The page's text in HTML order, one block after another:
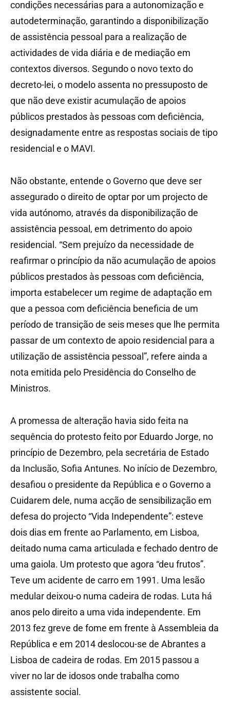
condições necessárias para a autonomização e
autodeterminação, garantindo a disponibilização
de assistência pessoal para a realização de
actividades de vida diária e de mediação em
contextos diversos. Segundo o novo texto do
decreto-lei, o modelo assenta no pressuposto de
que não deve existir acumulação de apoios
públicos prestados às pessoas com deficiência,
designadamente entre as respostas sociais de tipo
residencial e o MAVI.
Não obstante, entende o Governo que deve ser
assegurado o direito de optar por um projecto de
vida autónomo, através da disponibilização de
assistência pessoal, em detrimento do apoio
residencial. “Sem prejuízo da necessidade de
reafirmar o princípio da não acumulação de apoios
públicos prestados às pessoas com deficiência,
importa estabelecer um regime de adaptação em
que a pessoa com deficiência beneficia de um
período de transição de seis meses que lhe permita
passar de um contexto de apoio residencial para a
utilização de assistência pessoal”, refere ainda a
nota emitida pelo Presidência do Conselho de
Ministros.
A promessa de alteração havia sido feita na
sequência do protesto feito por Eduardo Jorge, no
princípio de Dezembro, pela secretária de Estado
da Inclusão, Sofia Antunes. No início de Dezembro,
desafiou o presidente da República e o Governo a
Cuidarem dele, numa acção de sensibilização em
defesa do projecto “Vida Independente”: esteve
dois dias em frente ao Parlamento, em Lisboa,
deitado numa cama articulada e fechado dentro de
uma gaiola. Um protesto que agora “deu frutos”.
Teve um acidente de carro em 1991. Uma lesão
medular deixou-o numa cadeira de rodas. Luta há
anos pelo direito a uma vida independente. Em
2013 fez greve de fome em frente à Assembleia da
República e em 2014 deslocou-se de Abrantes a
Lisboa de cadeira de rodas. Em 2015 passou a
viver no lar de idosos onde trabalha como
assistente social.